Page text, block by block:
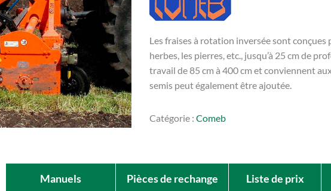
Les fraises à rotation inversée sont conçues
herbes, les pierres, etc., jusqu’à 25 cm de
travail de 85 cm à 400 cm et conviennent
semis peut également être ajoutée.
Catégorie : Comeb
Manuels Pièces de rechange Liste de prix